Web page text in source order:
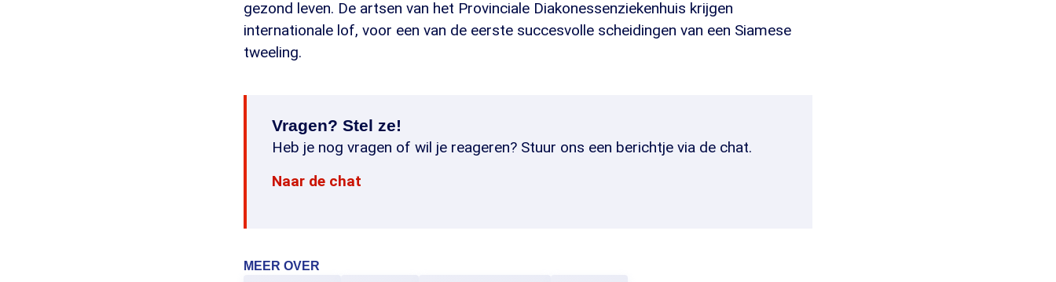
gezond leven. De artsen van het Provinciale Diakonessenziekenhuis krijgen
internationale lof, voor een van de eerste succesvolle scheidingen van een Siamese
tweeling.
Vragen? Stel ze!
Heb je nog vragen of wil je reageren? Stuur ons een berichtje via de chat.
Naar de chat
MEER OVER